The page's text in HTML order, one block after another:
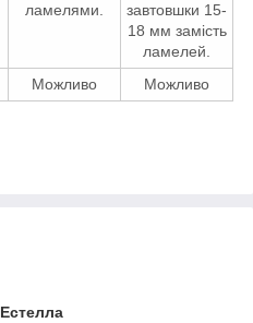
ламелями.
завтовшки 15-
18 мм замість
ламелей.
Можливо Можливо
Естелла